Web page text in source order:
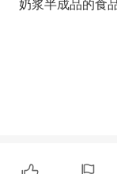
奶浆半成品的食